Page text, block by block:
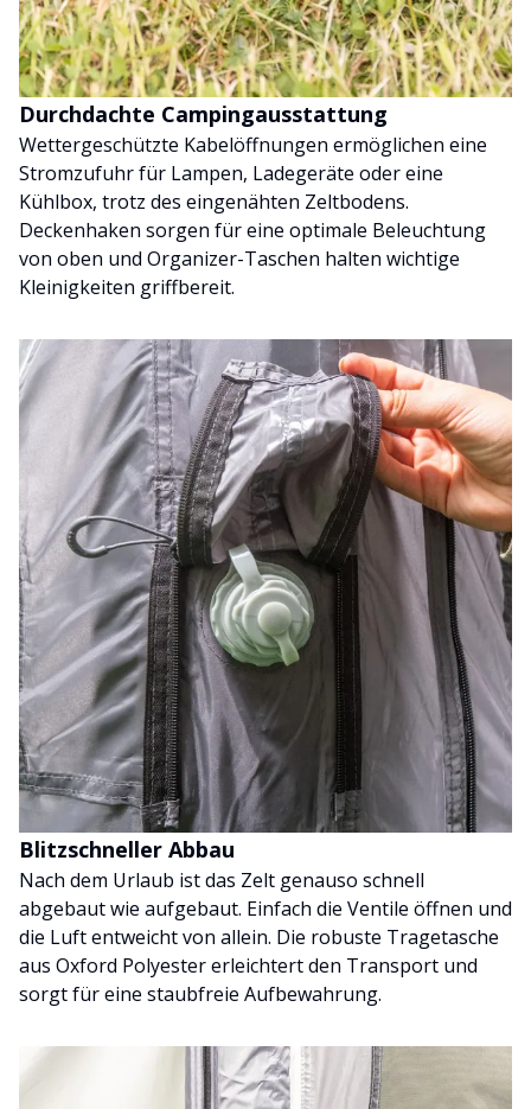
Durchdachte Campingausstattung
Wettergeschützte Kabelöffnungen ermöglichen eine
Stromzufuhr für Lampen, Ladegeräte oder eine
Kühlbox, trotz des eingenähten Zeltbodens.
Deckenhaken sorgen für eine optimale Beleuchtung
von oben und Organizer-Taschen halten wichtige
Kleinigkeiten griffbereit.
Blitzschneller Abbau
Nach dem Urlaub ist das Zelt genauso schnell
abgebaut wie aufgebaut. Einfach die Ventile öffnen und
die Luft entweicht von allein. Die robuste Tragetasche
aus Oxford Polyester erleichtert den Transport und
sorgt für eine staubfreie Aufbewahrung.